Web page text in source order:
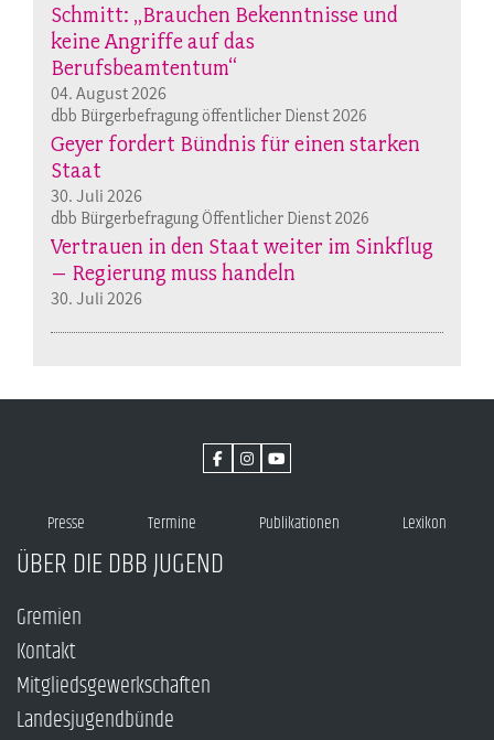
Schmitt: „Brauchen Bekenntnisse und
keine Angriffe auf das
Berufsbeamtentum“
04. August 2026
dbb Bürgerbefragung öffentlicher Dienst 2026
Geyer fordert Bündnis für einen starken
Staat
30. Juli 2026
dbb Bürgerbefragung Öffentlicher Dienst 2026
Vertrauen in den Staat weiter im Sinkflug
– Regierung muss handeln
30. Juli 2026
Presse Termine Publikationen Lexikon
ÜBER DIE DBB JUGEND
Gremien
Kontakt
Mitgliedsgewerkschaften
Landesjugendbünde